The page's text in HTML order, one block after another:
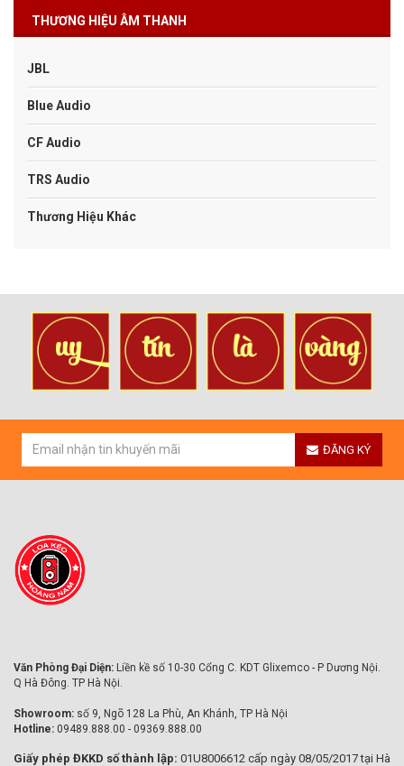
THƯƠNG HIỆU ÂM THANH
JBL
Blue Audio
CF Audio
TRS Audio
Thương Hiệu Khác
ĐĂNG KÝ
Văn Phòng Đại Diện: Liền kề số 10-30 Cổng C. KDT Glixemco - P Dương Nội.
Q Hà Đông. TP Hà Nội.
Showroom: số 9, Ngõ 128 La Phù, An Khánh, TP Hà Nội
Hotline: 09489.888.00 - 09369.888.00
Giấy phép ĐKKD số thành lập: 01U8006612 cấp ngày 08/05/2017 tại Hà